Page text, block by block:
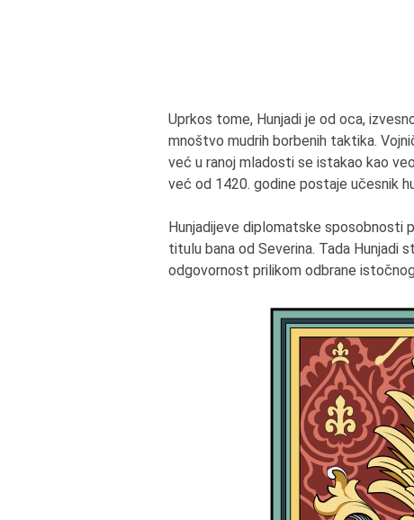
Uprkos tome, Hunjadi je od oca,
mnoštvo mudrih borbenih taktika.
već u ranoj mladosti se istakao kao
već od 1420. godine postaje učesnik
Hunjadijeve diplomatske sposobnosti
titulu bana od Severina. Tada Hunjadi
odgovornost prilikom odbrane